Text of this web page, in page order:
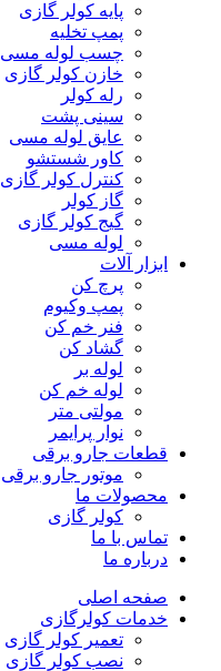
پایه کولر گازی
پمپ تخلیه
چسب لوله مسی
خازن کولر گازی
رله کولر
سینی پشت
عایق لوله مسی
کاور شستشو
کنترل کولر گازی
گاز کولر
گیج کولر گازی
لوله مسی
ابزار آلات
پرچ کن
پمپ وکیوم
فنر خم کن
گشاد کن
لوله بر
لوله خم کن
مولتی متر
نوار پرایمر
قطعات جارو برقی
موتور جارو برقی
محصولات ما
کولر گازی
تماس با ما
درباره ما
صفحه اصلی
خدمات کولرگازی
تعمیر کولر گازی
نصب کولر گازی